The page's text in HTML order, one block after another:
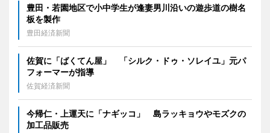
豊田・若園地区で小中学生が逢妻男川沿いの遊歩道の樹名
板を製作
豊田経済新聞
佐賀に「ばくてん屋」 「シルク・ドゥ・ソレイユ」元パ
フォーマーが指導
佐賀経済新聞
今帰仁・上運天に「ナギッコ」 島ラッキョウやモズクの
加工品販売